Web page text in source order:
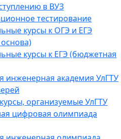
в ВУЗ
тестирование
курсы к ОГЭ и ЕГЭ
курсы к ЕГЭ (бюджетная
инженерная академия УлГТУ
организуемые УлГТУ
цифровая олимпиада